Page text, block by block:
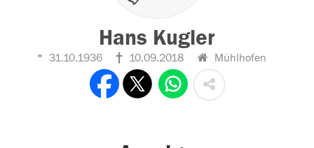
Hans Kugler
31.10.1936 10.09.2018 Mühlhofen